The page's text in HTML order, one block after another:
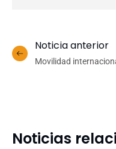
Noticia anterior
Movilidad
Noticias